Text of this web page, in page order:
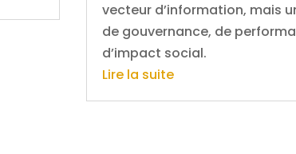
vecteur d’information, mais
de gouvernance, de
d’impact social.
Lire la suite